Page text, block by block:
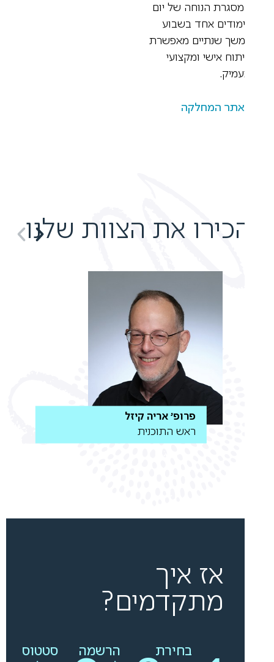
הנוחה של יום
אחד בשבוע
שנתיים מאפשרת
אישי ומקצועי
אתר המחלקה
את הצוות שלנו
פרופ' אריה קיזל
ראש התוכנית
אז איך
מתקדמים?
בחירת
הרשמה
סטטוס